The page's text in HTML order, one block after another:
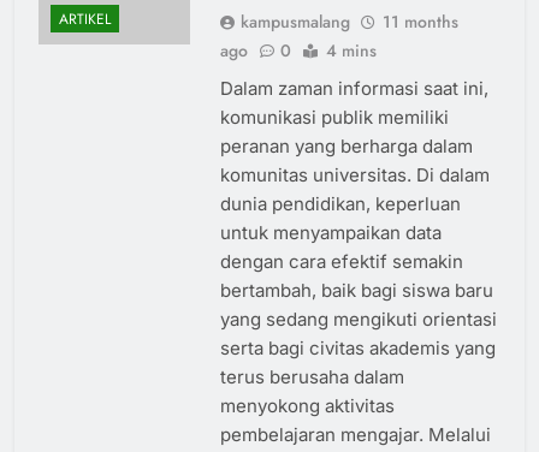
ARTIKEL kampusmalang
11 months
ago
0 4 mins
Dalam zaman informasi saat ini,
komunikasi publik memiliki
peranan yang berharga dalam
komunitas universitas. Di dalam
dunia pendidikan, keperluan
untuk menyampaikan data
dengan cara efektif semakin
bertambah, baik bagi siswa baru
yang sedang mengikuti orientasi
serta bagi civitas akademis yang
terus berusaha dalam
menyokong aktivitas
pembelajaran mengajar. Melalui